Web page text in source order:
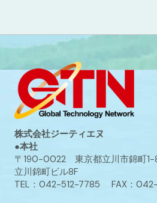
株式会社ジーティエヌ
●本社
〒190-0022 東京都立川市錦町
立川錦町ビル8F
TEL：042-512-7785 FAX：